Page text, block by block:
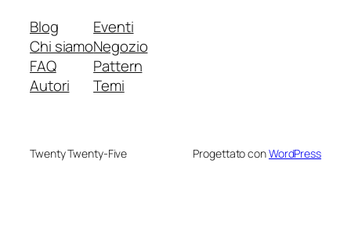
Blog
Chi siamo
FAQ
Autori
Eventi
Negozio
Pattern
Temi
Twenty Twenty-Five Progettato conWordPress